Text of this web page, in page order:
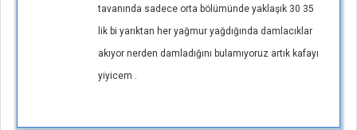
tavanında sadece orta bölümünde yaklaşık 30 35
lik bi yarıktan her yağmur yağdığında damlacıklar
akıyor nerden damladığını bulamıyoruz artık kafayı
yiyicem .